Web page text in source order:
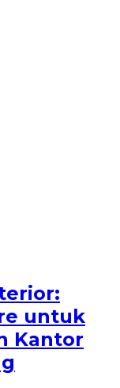
untuk
Kantor